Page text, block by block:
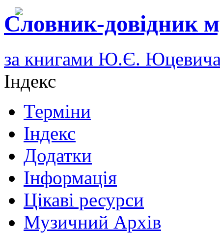
Словник-довідник
за книгами Ю.Є.
Індекс
Терміни
Індекс
Додатки
Інформація
Цікаві ресурси
Музичний Архів